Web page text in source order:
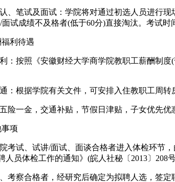
笔试及面试：学院将对通过初选人员进行现
试成绩不及格者(低于60分)直接淘汰。考试
利待遇
按照《安徽财经大学商学院教职工薪酬制度(
根据学院有关文件，可安排入住教职工周转
一金，交通补贴，节假日津贴，子女优先优
项
试、试讲/面试、面谈合格者进入体检环节，
人员体检工作的通知》(皖人社秘〔2013〕208
察合格者，经研究后确定为拟聘人选，签定